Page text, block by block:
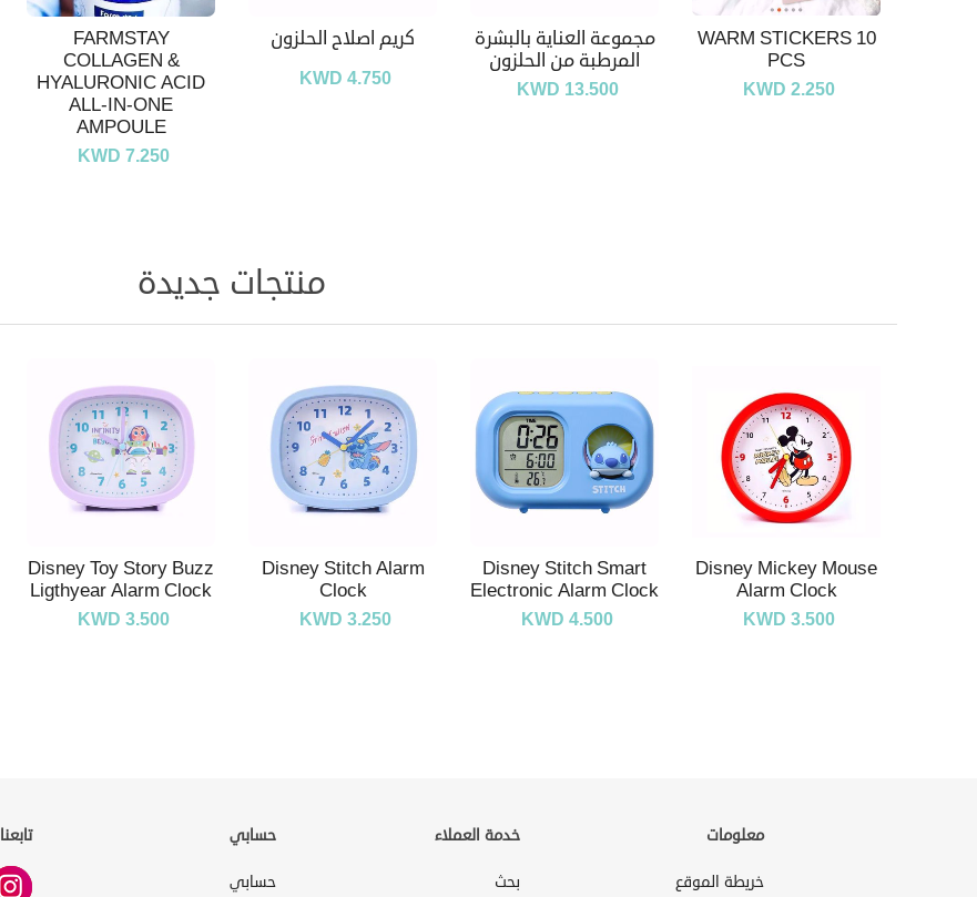
WARM STICKERS 10
PCS
KWD 2.250
مجموعة العناية بالبشرة
المرطبة من الحلزون
KWD 13.500
کریم اصلاح الحلزون
KWD 4.750
FARMSTAY
COLLAGEN &
HYALURONIC ACID
ALL-IN-ONE
AMPOULE
KWD 7.250
منتجات جديدة
Disney Mickey Mouse
Alarm Clock
KWD 3.500
Disney Stitch Smart
Electronic Alarm Clock
KWD 4.500
Disney Stitch Alarm
Clock
KWD 3.250
Disney Toy Story Buzz
Ligthyear Alarm Clock
KWD 3.500
معلومات
خريطة الموقع
خدمة العملاء
بحث
حسابي
حسابي
تابعنا